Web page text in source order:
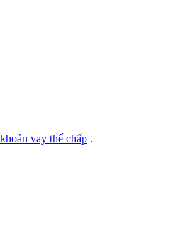
vay thế chấp .